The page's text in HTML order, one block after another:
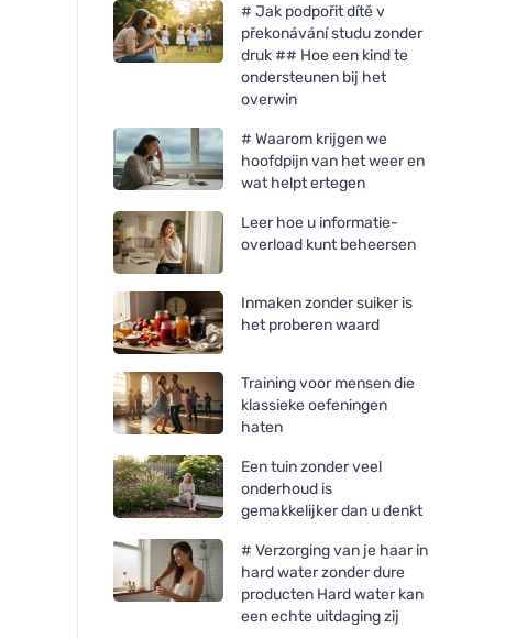
# Jak podpořit dítě v
překonávání studu zonder
druk ## Hoe een kind te
ondersteunen bij het
overwin
# Waarom krijgen we
hoofdpijn van het weer en
wat helpt ertegen
Leer hoe u informatie-
overload kunt beheersen
Inmaken zonder suiker is
het proberen waard
Training voor mensen die
klassieke oefeningen
haten
Een tuin zonder veel
onderhoud is
gemakkelijker dan u denkt
# Verzorging van je haar in
hard water zonder dure
producten Hard water kan
een echte uitdaging zij